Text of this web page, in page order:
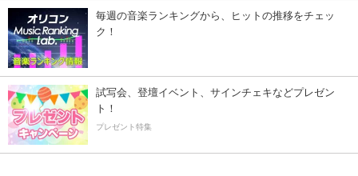
毎週の音楽ランキングから、ヒットの推移をチェッ
ク！
試写会、登壇イベント、サインチェキなどプレゼン
ト！
プレゼント特集